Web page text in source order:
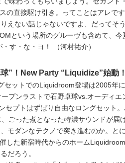
の直接駆け引き。ってことはアレで
ない話じゃないですよ、だってそ
という場所のグルーヴも含めて、今
す・な・ヨ！ （河村祐介）
”！New Party “Liquidize”始動！
セットでのLiquidroom登場は2005年
プンラストで石野卓球vs.オーディエ
セプトはずばり自由なロングセット
ごった煮となった特濃サウンドが届
モダンなテクノで突き進むのか。と
した新宿時代からのホーム
だろう。